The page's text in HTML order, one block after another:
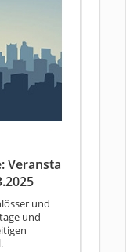
Veransta
und
und